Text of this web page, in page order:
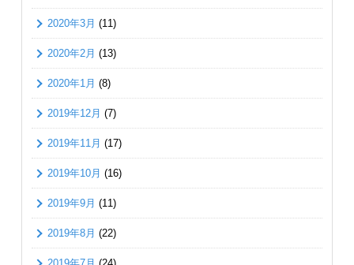
2020年3月 (11)
2020年2月 (13)
2020年1月 (8)
2019年12月 (7)
2019年11月 (17)
2019年10月 (16)
2019年9月 (11)
2019年8月 (22)